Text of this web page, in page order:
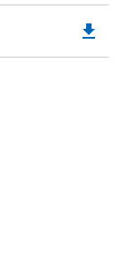
file_download